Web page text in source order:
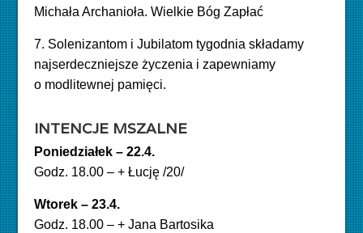
Michała Archanioła. Wielkie Bóg Zapłać
7. Solenizantom i Jubilatom tygodnia składamy
najserdeczniejsze życzenia i zapewniamy
o modlitewnej pamięci.
INTENCJE MSZALNE
Poniedziałek – 22.4.
Godz. 18.00 – + Łucję /20/
Wtorek – 23.4.
Godz. 18.00 – + Jana Bartosika